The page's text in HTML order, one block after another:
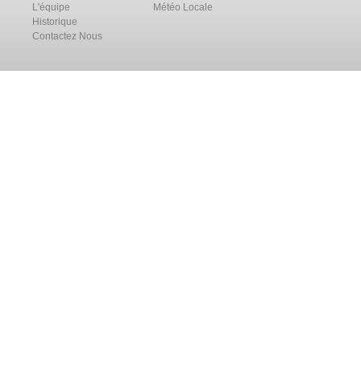
L'équipe
Historique
Contactez Nous
Météo Locale